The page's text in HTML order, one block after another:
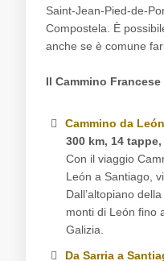
Saint-Jean-Pied-de-
Compostela. È
anche se è comune
Il Cammino
Cammino da
300 km, 14
Con il viaggio
León a Santiago,
Dall’altopiano
monti di León fino
Galizia.
Da Sarria a